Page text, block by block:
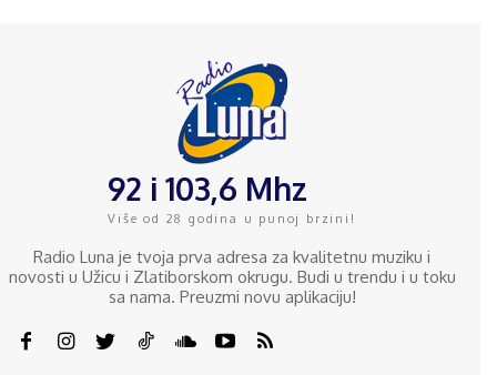
92 i 103,6 Mhz
Više od 28 godina u punoj brzini!
Radio Luna je tvoja prva adresa za kvalitetnu muziku i
novosti u Užicu i Zlatiborskom okrugu. Budi u trendu i u toku
sa nama. Preuzmi novu aplikaciju!